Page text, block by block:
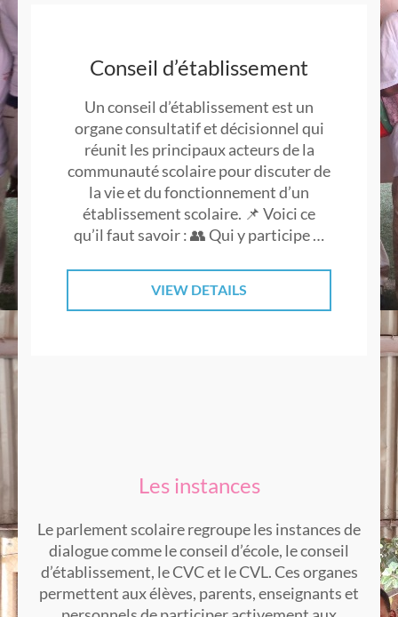
Conseil d’établissement
Un conseil d’établissement est un
organe consultatif et décisionnel qui
réunit les principaux acteurs de la
communauté scolaire pour discuter de
la vie et du fonctionnement d’un
établissement scolaire. 📌 Voici ce
qu’il faut savoir : 👥 Qui y participe …
VIEW DETAILS
Les instances
Le parlement scolaire regroupe les instances de
dialogue comme le conseil d’école, le conseil
d’établissement, le CVC et le CVL. Ces organes
permettent aux élèves, parents, enseignants et